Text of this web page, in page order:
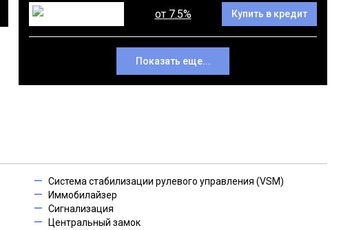
от 7.5% Купить в кредит
Показать еще...
Система стабилизации рулевого управления (VSM)
Иммобилайзер
Сигнализация
Центральный замок